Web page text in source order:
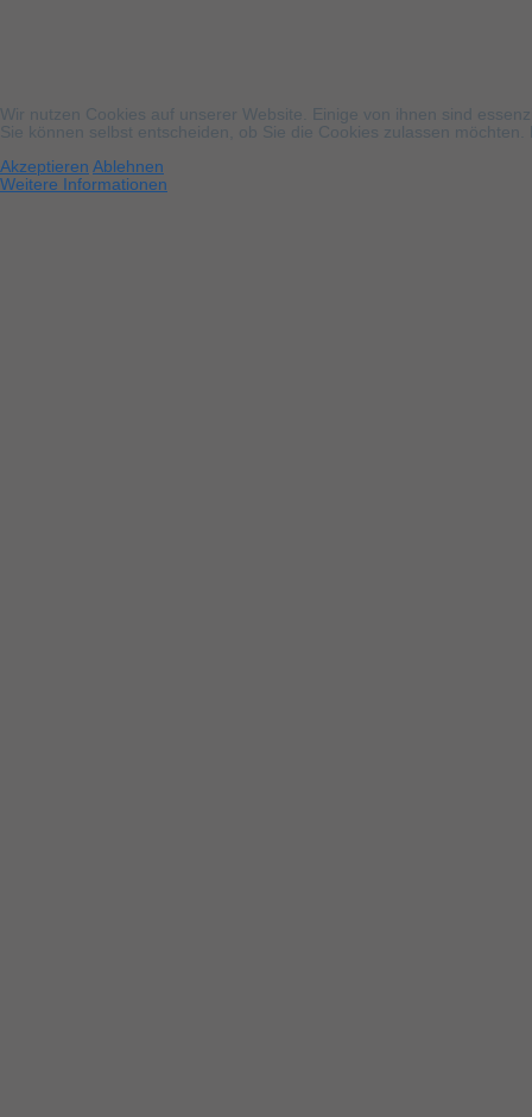
Wir nutzen Cookies auf unserer Website. Einige von ihnen sind
Sie können selbst entscheiden, ob Sie die Cookies zulassen
Akzeptieren Ablehnen
Weitere Informationen